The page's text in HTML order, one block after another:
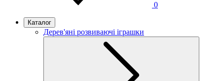
0
Каталог
Дерев'яні розвиваючі іграшки